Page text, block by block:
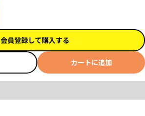
会員登録して購入する
カートに追加